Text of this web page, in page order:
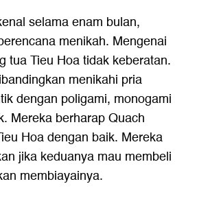
selama enam bulan,
menikah. Mengenai
tua Tieu Hoa tidak keberatan.
menikahi pria
dengan poligami, monogami
Mereka berharap Quach
Hoa dengan baik. Mereka
jika keduanya mau membeli
membiayainya.